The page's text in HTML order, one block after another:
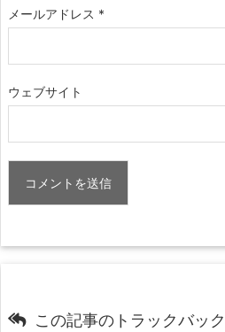
メールアドレス *
ウェブサイト
この記事のトラックバッ